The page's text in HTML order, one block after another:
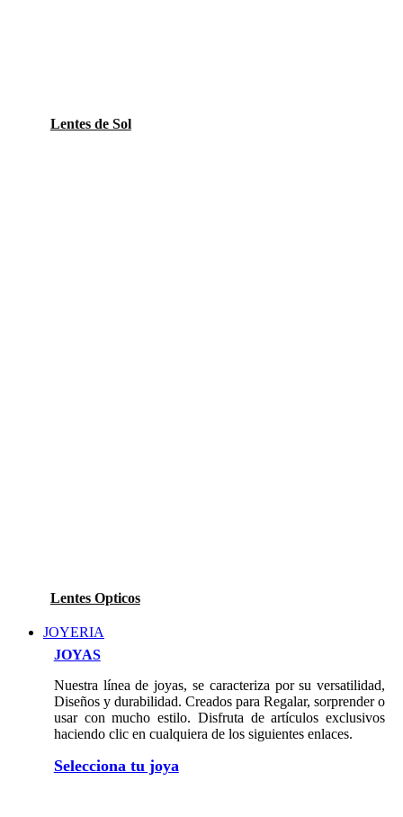
Lentes de Sol
Lentes Opticos
JOYERIA
JOYAS
Nuestra línea de joyas, se caracteriza por su versatilidad,
Diseños y durabilidad. Creados para Regalar, sorprender o
usar con mucho estilo. Disfruta de artículos exclusivos
haciendo clic en cualquiera de los siguientes enlaces.
Selecciona tu joya